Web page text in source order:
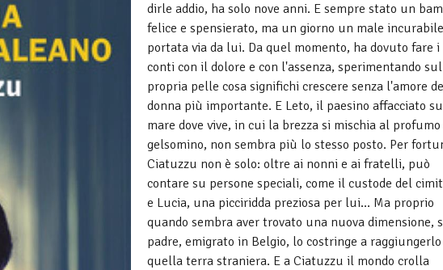
dirle addio, ha solo nove anni. E sempre stato un
felice e spensierato, ma un giorno un male
portata via da lui. Da quel momento, ha dovuto fare i
conti con il dolore e con l'assenza, sperimentando
propria pelle cosa significhi crescere senza l'amore
donna più importante. E Leto, il paesino affacciato
mare dove vive, in cui la brezza si mischia al profumo
gelsomino, non sembra più lo stesso posto. Per
Ciatuzzu non è solo: oltre ai nonni e ai fratelli, può
contare su persone speciali, come il custode del
e Lucia, una picciridda preziosa per lui... Ma proprio
quando sembra aver trovato una nuova dimensione,
padre, emigrato in Belgio, lo costringe a
quella terra straniera. E a Ciatuzzu il mondo crolla